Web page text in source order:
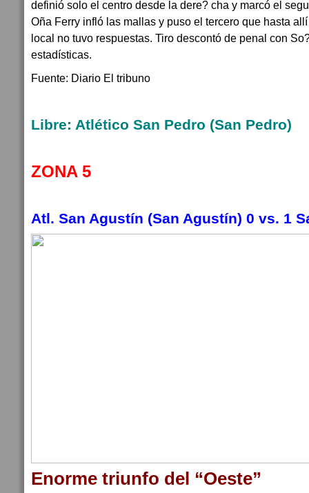
definió solo el centro desde la dere? cha y marcó el
Oña Ferry infló las mallas y puso el tercero que hasta
local no tuvo respuestas. Tiro descontó de penal con
estadísticas.
Fuente: Diario El tribuno
Libre: Atlético San Pedro (San Pedro)
ZONA 5
Atl. San Agustín (San Agustín) 0 vs. 1
Enorme triunfo del “Oeste”